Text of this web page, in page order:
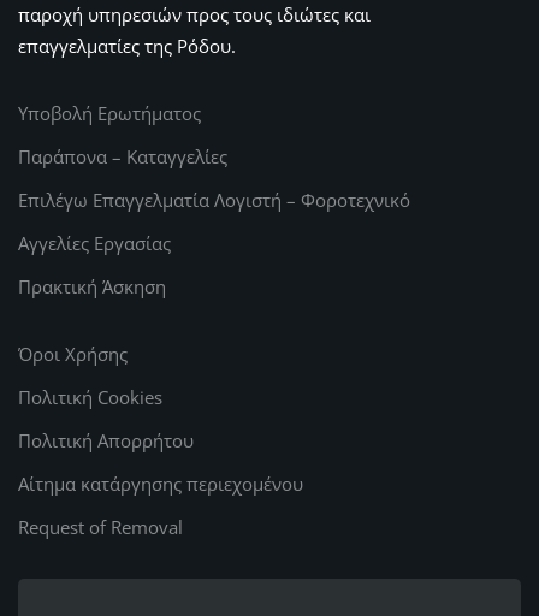
παροχή υπηρεσιών προς τους ιδιώτες και
επαγγελματίες της Ρόδου.
Υποβολή Ερωτήματος
Παράπονα – Καταγγελίες
Επιλέγω Επαγγελματία Λογιστή – Φοροτεχνικό
Αγγελίες Εργασίας
Πρακτική Άσκηση
Όροι Χρήσης
Πολιτική Cookies
Πολιτική Απορρήτου
Αίτημα κατάργησης περιεχομένου
Request of Removal